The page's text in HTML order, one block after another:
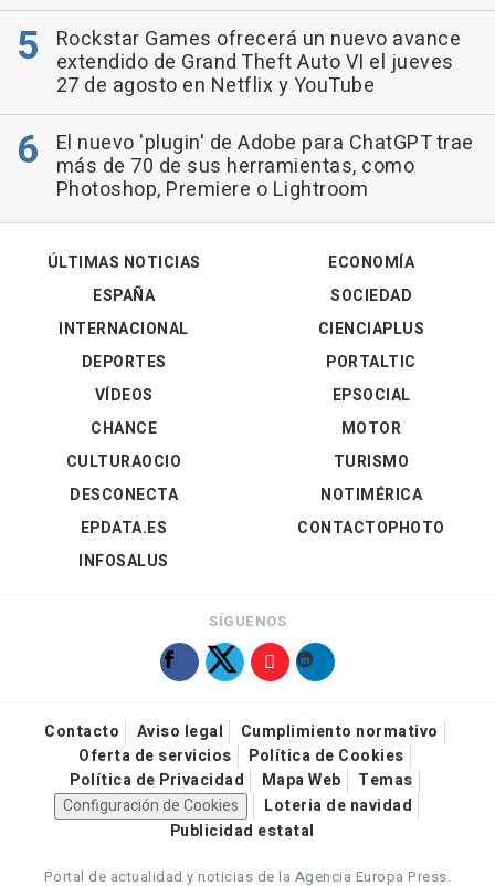
Rockstar Games ofrecerá un nuevo avance
extendido de Grand Theft Auto VI el jueves
27 de agosto en Netflix y YouTube
El nuevo 'plugin' de Adobe para ChatGPT trae
más de 70 de sus herramientas, como
Photoshop, Premiere o Lightroom
ÚLTIMAS NOTICIAS
ESPAÑA
INTERNACIONAL
DEPORTES
VÍDEOS
ECONOMÍA
SOCIEDAD
CIENCIAPLUS
PORTALTIC
EPSOCIAL
CHANCE
CULTURAOCIO
DESCONECTA
EPDATA.ES
INFOSALUS
MOTOR
TURISMO
NOTIMÉRICA
CONTACTOPHOTO
SÍGUENOS
Contacto Aviso legal
Cumplimiento normativo
Oferta de servicios
Política de Cookies
Política de Privacidad
Mapa Web
Temas
Configuración de Cookies
Loteria de navidad
Publicidad estatal
Portal de actualidad y noticias de la Agencia Europa Press.